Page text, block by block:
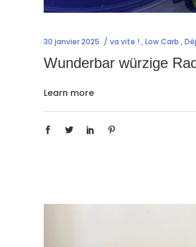
30 janvier 2025 va vite ! ,Low Carb ,
Wunderbar würzige
Learn more